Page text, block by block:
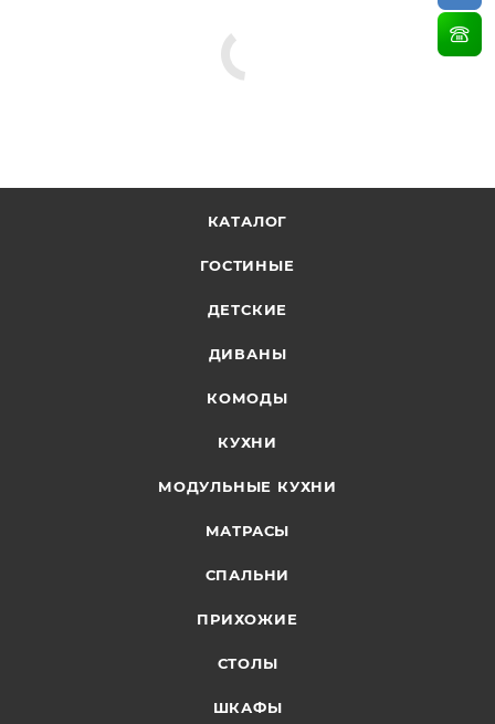
КАТАЛОГ
ГОСТИНЫЕ
ДЕТСКИЕ
ДИВАНЫ
КОМОДЫ
КУХНИ
МОДУЛЬНЫЕ КУХНИ
МАТРАСЫ
СПАЛЬНИ
ПРИХОЖИЕ
СТОЛЫ
ШКАФЫ